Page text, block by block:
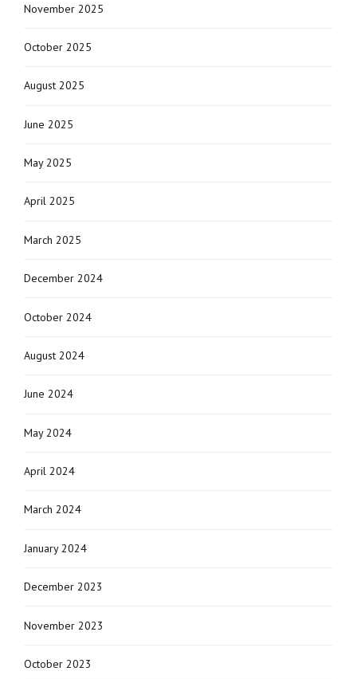
November 2025
October 2025
August 2025
June 2025
May 2025
April 2025
March 2025
December 2024
October 2024
August 2024
June 2024
May 2024
April 2024
March 2024
January 2024
December 2023
November 2023
October 2023